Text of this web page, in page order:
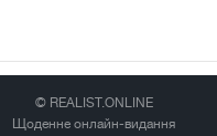
© REALIST.ONLINE
Щоденне онлайн-видання